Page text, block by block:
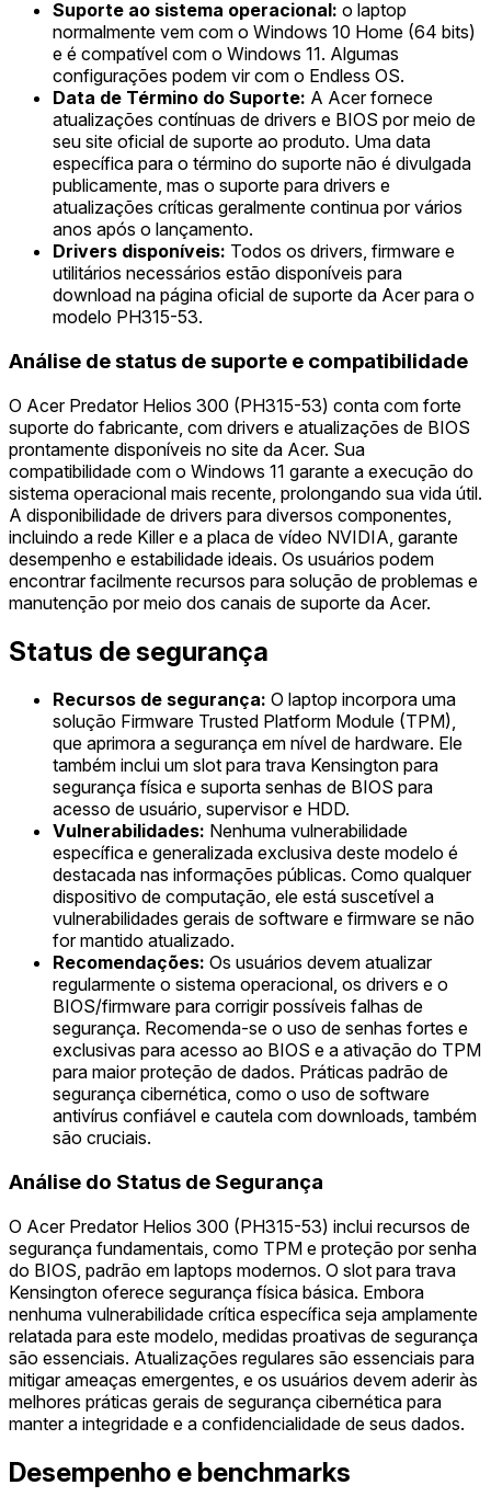
Suporte ao sistema operacional: o laptop
normalmente vem com o Windows 10 Home (64 bits)
e é compatível com o Windows 11. Algumas
configurações podem vir com o Endless OS.
Data de Término do Suporte: A Acer fornece
atualizações contínuas de drivers e BIOS por meio de
seu site oficial de suporte ao produto. Uma data
específica para o término do suporte não é divulgada
publicamente, mas o suporte para drivers e
atualizações críticas geralmente continua por vários
anos após o lançamento.
Drivers disponíveis: Todos os drivers, firmware e
utilitários necessários estão disponíveis para
download na página oficial de suporte da Acer para o
modelo PH315-53.
Análise de status de suporte e compatibilidade
O Acer Predator Helios 300 (PH315-53) conta com forte
suporte do fabricante, com drivers e atualizações de BIOS
prontamente disponíveis no site da Acer. Sua
compatibilidade com o Windows 11 garante a execução do
sistema operacional mais recente, prolongando sua vida útil.
A disponibilidade de drivers para diversos componentes,
incluindo a rede Killer e a placa de vídeo NVIDIA, garante
desempenho e estabilidade ideais. Os usuários podem
encontrar facilmente recursos para solução de problemas e
manutenção por meio dos canais de suporte da Acer.
Status de segurança
Recursos de segurança: O laptop incorpora uma
solução Firmware Trusted Platform Module (TPM),
que aprimora a segurança em nível de hardware. Ele
também inclui um slot para trava Kensington para
segurança física e suporta senhas de BIOS para
acesso de usuário, supervisor e HDD.
Vulnerabilidades: Nenhuma vulnerabilidade
específica e generalizada exclusiva deste modelo é
destacada nas informações públicas. Como qualquer
dispositivo de computação, ele está suscetível a
vulnerabilidades gerais de software e firmware se não
for mantido atualizado.
Recomendações: Os usuários devem atualizar
regularmente o sistema operacional, os drivers e o
BIOS/firmware para corrigir possíveis falhas de
segurança. Recomenda-se o uso de senhas fortes e
exclusivas para acesso ao BIOS e a ativação do TPM
para maior proteção de dados. Práticas padrão de
segurança cibernética, como o uso de software
antivírus confiável e cautela com downloads, também
são cruciais.
Análise do Status de Segurança
O Acer Predator Helios 300 (PH315-53) inclui recursos de
segurança fundamentais, como TPM e proteção por senha
do BIOS, padrão em laptops modernos. O slot para trava
Kensington oferece segurança física básica. Embora
nenhuma vulnerabilidade crítica específica seja amplamente
relatada para este modelo, medidas proativas de segurança
são essenciais. Atualizações regulares são essenciais para
mitigar ameaças emergentes, e os usuários devem aderir às
melhores práticas gerais de segurança cibernética para
manter a integridade e a confidencialidade de seus dados.
Desempenho e benchmarks